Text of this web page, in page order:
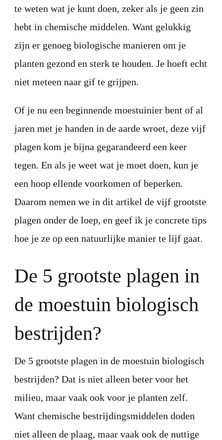
te weten wat je kunt doen, zeker als je geen zin
hebt in chemische middelen. Want gelukkig
zijn er genoeg biologische manieren om je
planten gezond en sterk te houden. Je hoeft echt
niet meteen naar gif te grijpen.
Of je nu een beginnende moestuinier bent of al
jaren met je handen in de aarde wroet, deze vijf
plagen kom je bijna gegarandeerd een keer
tegen. En als je weet wat je moet doen, kun je
een hoop ellende voorkomen of beperken.
Daarom nemen we in dit artikel de vijf grootste
plagen onder de loep, en geef ik je concrete tips
hoe je ze op een natuurlijke manier te lijf gaat.
De 5 grootste plagen in
de moestuin biologisch
bestrijden?
De 5 grootste plagen in de moestuin biologisch
bestrijden? Dat is niet alleen beter voor het
milieu, maar vaak ook voor je planten zelf.
Want chemische bestrijdingsmiddelen doden
niet alleen de plaag, maar vaak ook de nuttige